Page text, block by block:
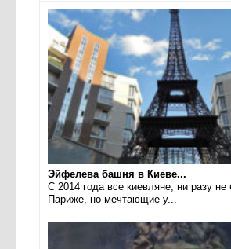
Эйфелева башня в Киеве...
С 2014 года все киевляне, ни разу
Париже, но мечтающие у...